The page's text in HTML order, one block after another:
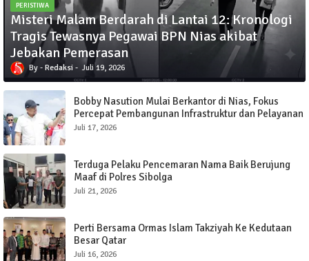
PERISTIWA
Misteri Malam Berdarah di Lantai 12: Kronologi
Tragis Tewasnya Pegawai BPN Nias akibat
Jebakan Pemerasan
Redaksi Juli 19, 2026
Bobby Nasution Mulai Berkantor di Nias, Fokus
Percepat Pembangunan Infrastruktur dan Pelayanan
Publik
Juli 17, 2026
Terduga Pelaku Pencemaran Nama Baik Berujung
Maaf di Polres Sibolga
Juli 21, 2026
Perti Bersama Ormas Islam Takziyah Ke Kedutaan
Besar Qatar
Juli 16, 2026